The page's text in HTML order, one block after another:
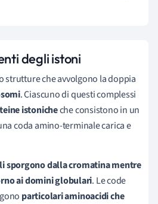
degli istoni
strutture che avvolgono la doppia
. Ciascuno di questi complessi
istonicheche consistono in un
coda amino-terminale carica e
sporgono dalla cromatina mentre
ai domini globulari. Le code
particolari aminoacidi che